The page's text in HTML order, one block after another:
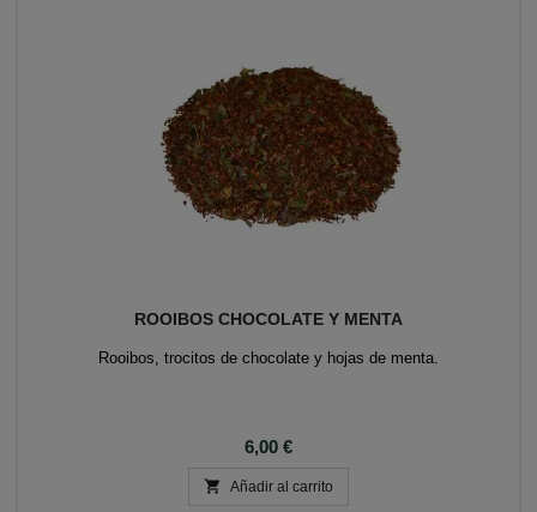
ROOIBOS CHOCOLATE Y MENTA
Rooibos, trocitos de chocolate y hojas de menta.
Precio
6,00 €
 Añadir al carrito